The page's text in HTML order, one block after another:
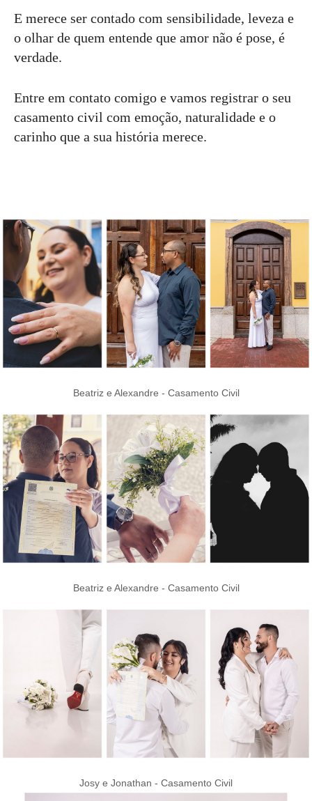
E merece ser contado com sensibilidade, leveza e
o olhar de quem entende que amor não é pose, é
verdade.
Entre em contato comigo e vamos registrar o seu
casamento civil com emoção, naturalidade e o
carinho que a sua história merece.
Beatriz e Alexandre - Casamento Civil
Beatriz e Alexandre - Casamento Civil
Josy e Jonathan - Casamento Civil